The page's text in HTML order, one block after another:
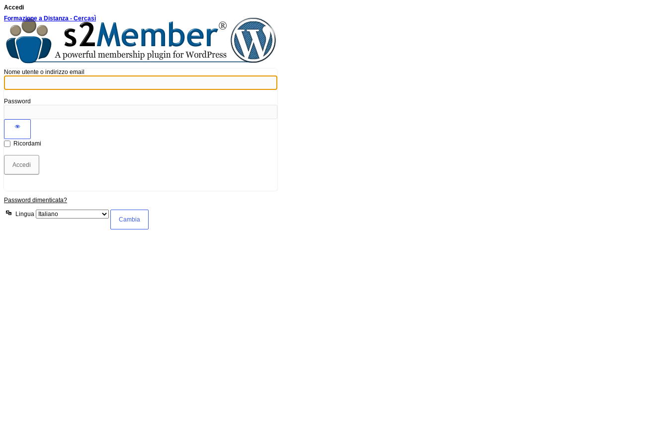
Accedi
Formazione a Distanza - Cercasì
Nome utente o indirizzo email
Password
Ricordami
Password dimenticata?
Lingua